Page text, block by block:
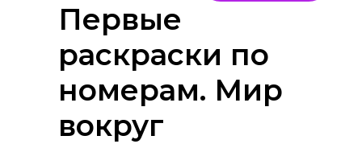
Первые
раскраски по
номерам. Мир
вокруг